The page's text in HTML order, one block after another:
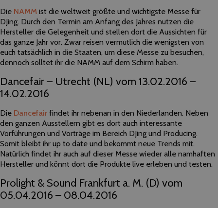
Die NAMM ist die weltweit größte und wichtigste Messe für
DJing. Durch den Termin am Anfang des Jahres nutzen die
Hersteller die Gelegenheit und stellen dort die Aussichten für
das ganze Jahr vor. Zwar reisen vermutlich die wenigsten von
euch tatsächlich in die Staaten, um diese Messe zu besuchen,
dennoch solltet ihr die NAMM auf dem Schirm haben.
Dancefair – Utrecht (NL) vom 13.02.2016 –
14.02.2016
Die Dancefair findet ihr nebenan in den Niederlanden. Neben
den ganzen Ausstellern gibt es dort auch interessante
Vorführungen und Vorträge im Bereich DJing und Producing.
Somit bleibt ihr up to date und bekommt neue Trends mit.
Natürlich findet ihr auch auf dieser Messe wieder alle namhaften
Hersteller und könnt dort die Produkte live erleben und testen.
Prolight & Sound Frankfurt a. M. (D) vom
05.04.2016 – 08.04.2016